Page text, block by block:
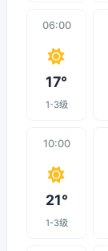
06:00
17°
1-3级
10:00
21°
1-3级